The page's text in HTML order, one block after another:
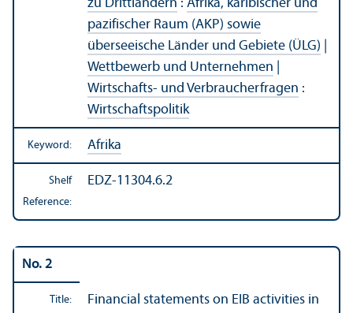
zu Drittländern : Afrika, karibischer und
pazifischer Raum (AKP) sowie
überseeische Länder und Gebiete (ÜLG)
Wettbewerb und Unternehmen
Wirtschafts- und Verbraucherfragen :
Wirtschaftspolitik
Keyword: Afrika
Shelf
Reference:
EDZ-11304.6.2
No. 2
Title:
Financial statements on EIB activities in